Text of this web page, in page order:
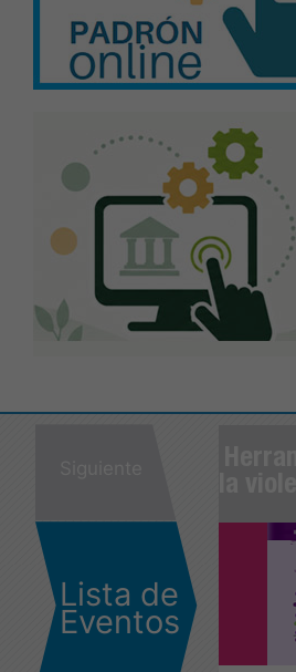
Lista de
Eventos